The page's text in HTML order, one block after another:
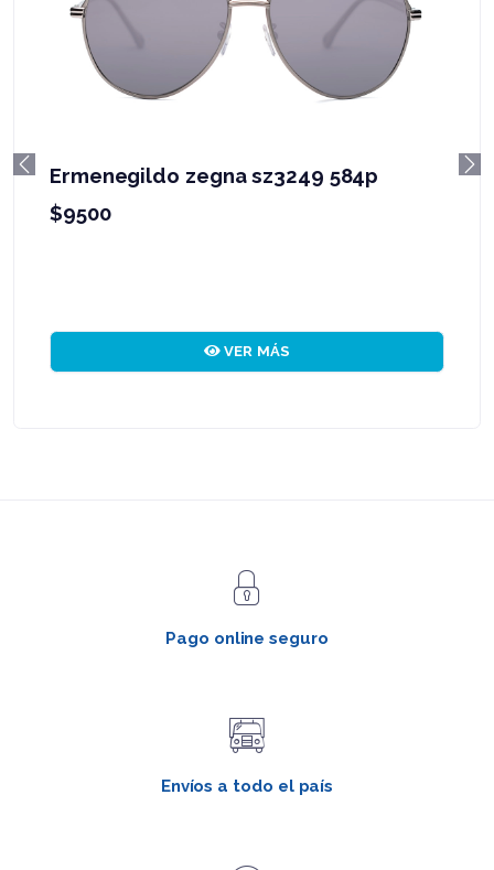
Ermenegildo zegna sz3249 584p
$9500
VER MÁS
Previous
Pago online seguro
Envíos a todo el país